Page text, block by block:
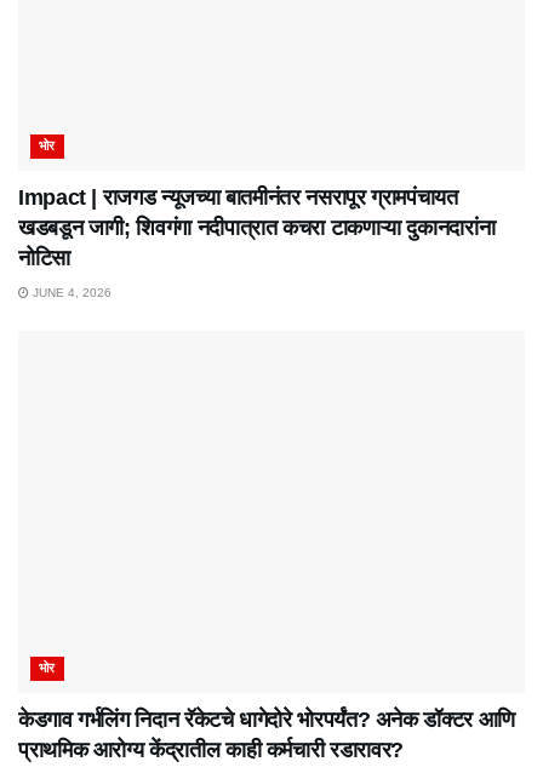
भोर
Impact | राजगड न्यूजच्या बातमीनंतर नसरापूर ग्रामपंचायत
खडबडून जागी; शिवगंगा नदीपात्रात कचरा टाकणाऱ्या दुकानदारांना
नोटिसा
JUNE 4, 2026
भोर
केडगाव गर्भलिंग निदान रॅकेटचे धागेदोरे भोरपर्यंत? अनेक डॉक्टर आणि
प्राथमिक आरोग्य केंद्रातील काही कर्मचारी रडारावर?